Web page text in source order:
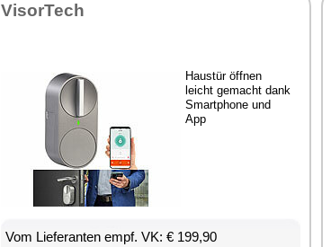
Vi­sor­Tech
Haus­tür öff­nen
leicht ge­macht dank
Smart­pho­ne und
App
Vom Lie­fe­ran­ten empf. VK: € 199,90